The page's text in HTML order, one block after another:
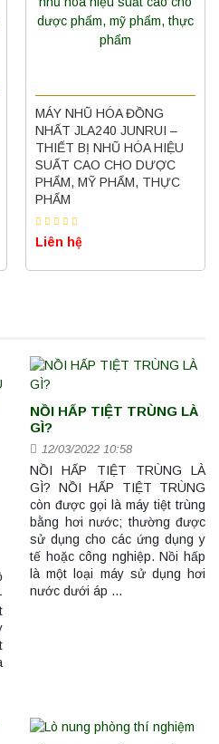
MÁY NHŨ HÓA ĐỒNG
NHẤT JLA240 JUNRUI –
THIẾT BỊ NHŨ HÓA HIỆU
SUẤT CAO CHO DƯỢC
PHẨM, MỸ PHẨM, THỰC
PHẨM
Liên hệ
NỒI HẤP TIỆT TRÙNG LÀ
GÌ?
12/03/2022 10:58
NỒI HẤP TIỆT TRÙNG LÀ
GÌ? NỒI HẤP TIỆT TRÙNG
còn được gọi là máy tiệt trùng
bằng hơi nước; thường được
sử dụng cho các ứng dụng y
tế hoặc công nghiệp. Nồi hấp
là một loại máy sử dụng hơi
nước dưới áp …